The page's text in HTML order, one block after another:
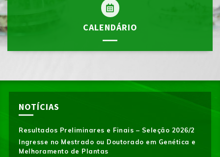
CALENDÁRIO
NOTÍCIAS
Resultados Preliminares e Finais – Seleção 2026/2
Ingresse no Mestrado ou Doutorado em Genética e
Melhoramento de Plantas